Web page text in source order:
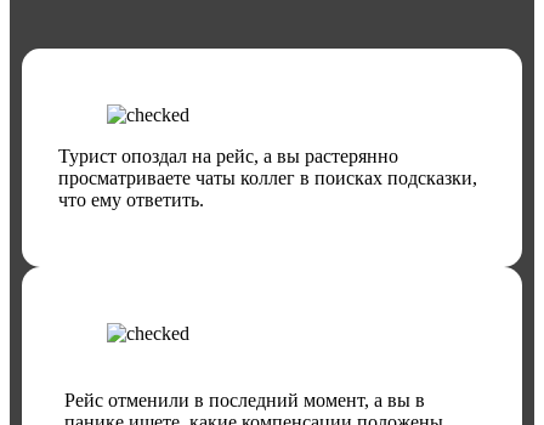
Турист опоздал на рейс, а вы растерянно
просматриваете чаты коллег в поисках подсказки,
что ему ответить.
Рейс отменили в последний момент, а вы в